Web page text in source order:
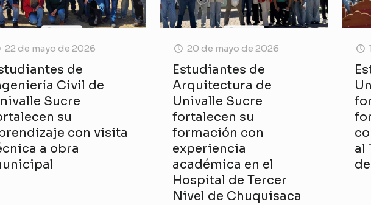
22 de mayo de 2026
de
Civil de
Sucre
su
con visita
a obra
20 de mayo de 2026
Estudiantes de
Arquitectura de
Univalle Sucre
fortalecen su
formación con
experiencia
académica en el
Hospital de Tercer
Nivel de Chuquisaca
al